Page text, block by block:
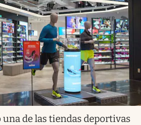
una de las tiendas deportivas